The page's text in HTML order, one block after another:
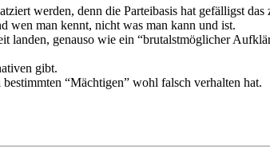
werden, denn die Parteibasis hat gefälligst
wen man kennt, nicht was man kann und ist.
genauso wie ein “brutalstmöglicher
gibt.
“Mächtigen” wohl falsch verhalten hat.